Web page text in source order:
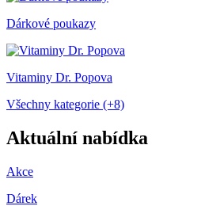
Dárkové poukazy
Vitaminy Dr. Popova
Všechny kategorie (+8)
Aktuální nabídka
Akce
Dárek